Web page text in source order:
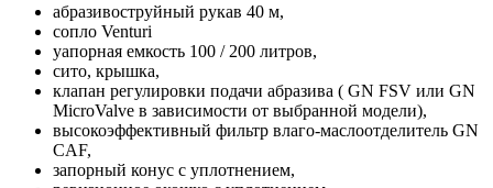
абразивоструйный рукав 40 м,
сопло Venturi
yапорная емкость 100 / 200 литров,
сито, крышка,
клапан регулировки подачи абразива ( GN FSV или GN
MicroValve в зависимости от выбранной модели),
высокоэффективный фильтр влаго-маслоотделитель GN
CAF,
запорный конус с уплотнением,